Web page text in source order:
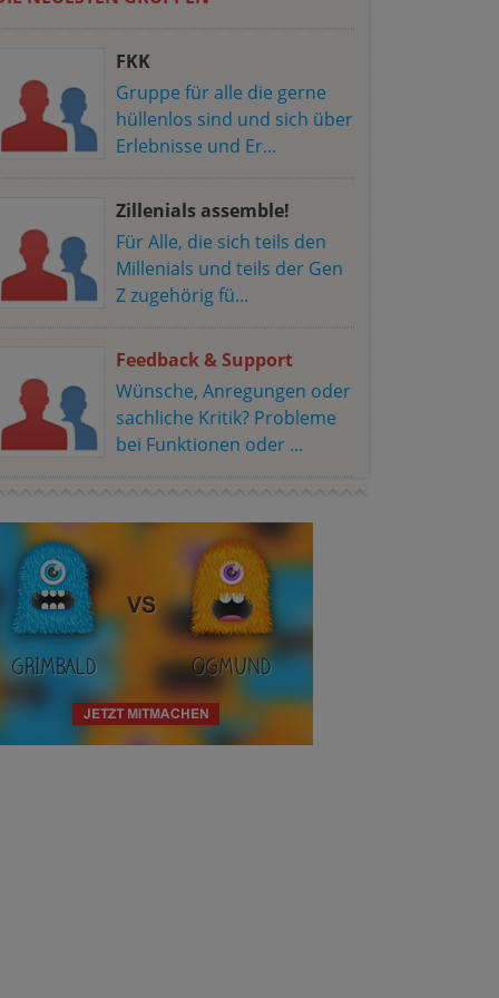
FKK
Gruppe für alle die gerne
hüllenlos sind und sich über
Erlebnisse und Er...
Zillenials assemble!
Für Alle, die sich teils den
Millenials und teils der Gen
Z zugehörig fü...
Feedback & Support
Wünsche, Anregungen oder
sachliche Kritik? Probleme
bei Funktionen oder ...